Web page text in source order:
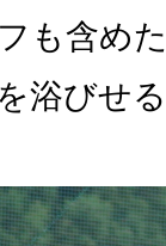
も含め
浴びせ